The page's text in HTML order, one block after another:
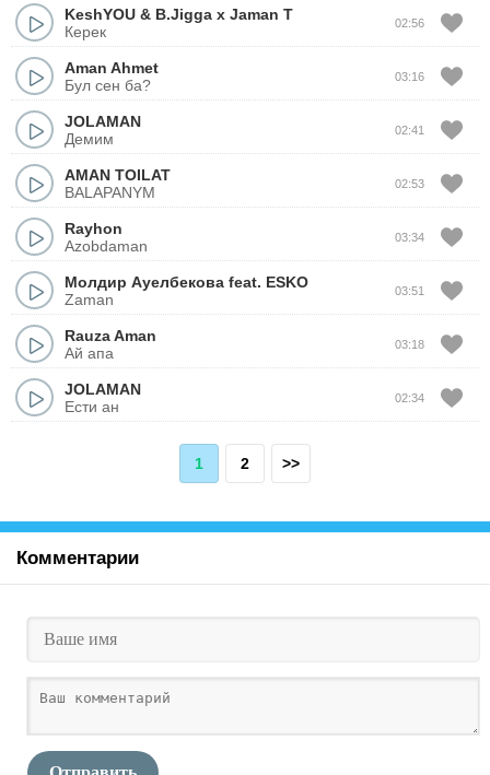
KeshYOU & B.Jigga x Jaman T
Керек
02:56
Aman Ahmet
Бул сен ба?
03:16
JOLAMAN
Демим
02:41
AMAN TOILAT
BALAPANYM
02:53
Rayhon
Azobdaman
03:34
Молдир Ауелбекова feat. ESKO
Zaman
03:51
Rauza Aman
Ай апа
03:18
JOLAMAN
Ести ан
02:34
1 2 >>
Комментарии